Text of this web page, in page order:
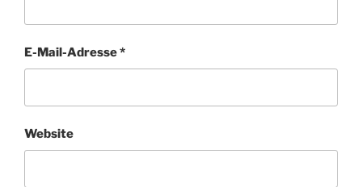
E-Mail-Adresse*
Website